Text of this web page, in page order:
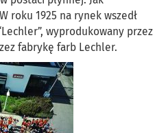
roku 1925 na rynek wszedł
wyprodukowany przez
fabrykę farb Lechler.